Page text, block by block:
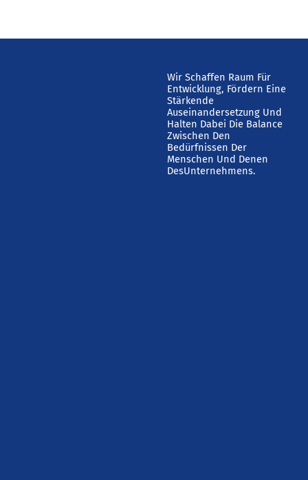
Wir Schaffen Raum Für
Entwicklung, Fördern Eine
Stärkende
Auseinandersetzung Und
Halten Dabei Die Balance
Zwischen Den
Bedürfnissen Der
Menschen Und Denen
DesUnternehmens.